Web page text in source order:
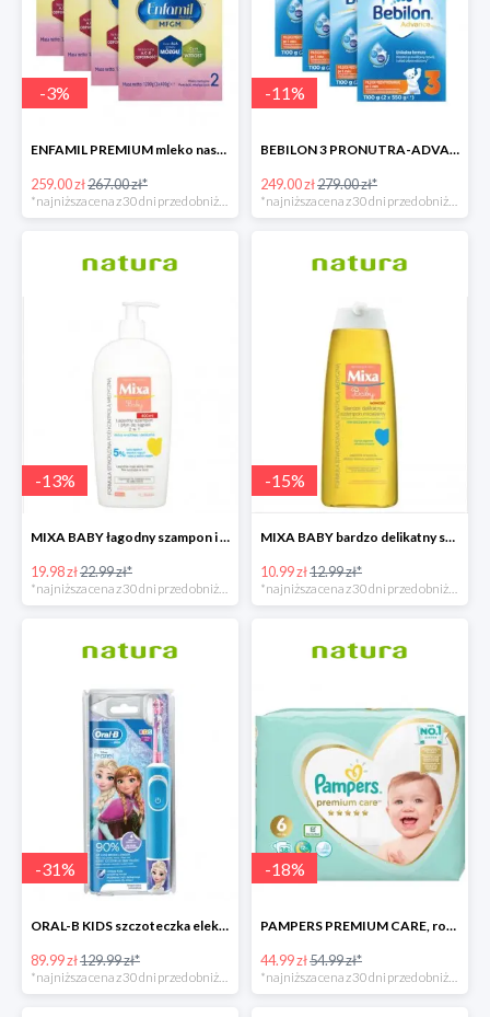
-3%
ENFAMIL PREMIUM mleko następne 4x1200 G
259.00 zł267.00 zł*
-11%
BEBILON 3 PRONUTRA-ADVANCE mleko modyfikowane 4x1100g
249.00 zł279.00 zł*
-13%
MIXA BABY łagodny szampon i płyn do kąpieli 2w1
19.98 zł22.99 zł*
*najniższa cena z 30 dni przed obniżką
-15%
MIXA BABY bardzo delikatny szampon micelarny
10.99 zł12.99 zł*
*najniższa cena z 30 dni przed obniżką
-31%
ORAL-B KIDS szczoteczka elektryczna
89.99 zł129.99 zł*
-18%
PAMPERS PREMIUM CARE, rozmiar 6, 38 pieluszki, 13kg+
44.99 zł54.99 zł*